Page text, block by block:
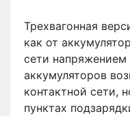
Трехвагонная
как от
сети напряжением
аккумуляторов
контактной сети,
пунктах